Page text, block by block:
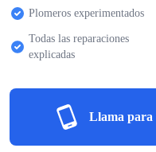
Plomeros experimentados
Todas las reparaciones
explicadas
Llama para